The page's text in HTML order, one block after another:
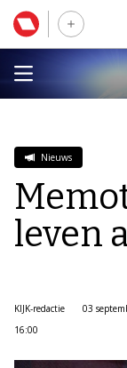
Nieuws
leven
KIJK-redactie
03
16:00